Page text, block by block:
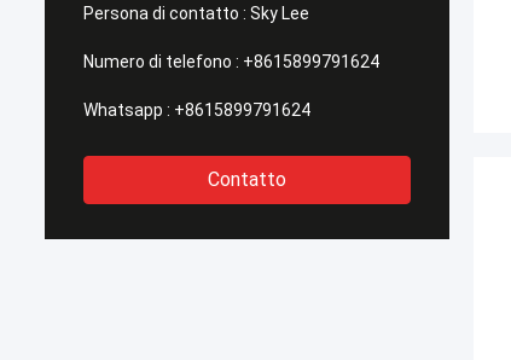
Persona di contatto : Sky Lee
Numero di telefono : +8615899791624
Whatsapp : +8615899791624
Contatto